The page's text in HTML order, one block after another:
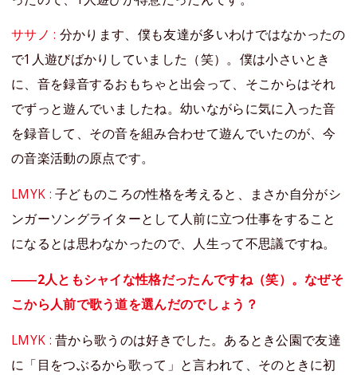
ササノ : 分かります、僕も友達が多いわけではなかったの
で1人遊びばかりしていました（笑）。僕は小さいとき
に、音を録音するおもちゃと出会って、そこからはそれ
でずっと遊んでいましたね。幼いながらに気に入った音
を録音して、その音を組み合わせて遊んでいたのが、今
の音楽活動の原点です。
LMYK :子どものころの性格を考えると、まさか自分がシ
ンガーソングライターとして人前に立つ仕事をすること
になるとは思わなかったので、人生って不思議ですね。
――2人ともシャイな性格だったんですね（笑）。なぜそ
こから人前で歌う道を選んだのでしょう？
LMYK :昔から歌うのは好きでした。あるとき公園で友達
に「目をつぶるから歌って」と言われて、そのときに初